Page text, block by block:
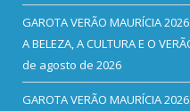
GAROTA VERÃO MAURÍCIA
A BELEZA, A CULTURA E O
de agosto de 2026
GAROTA VERÃO MAURÍCIA